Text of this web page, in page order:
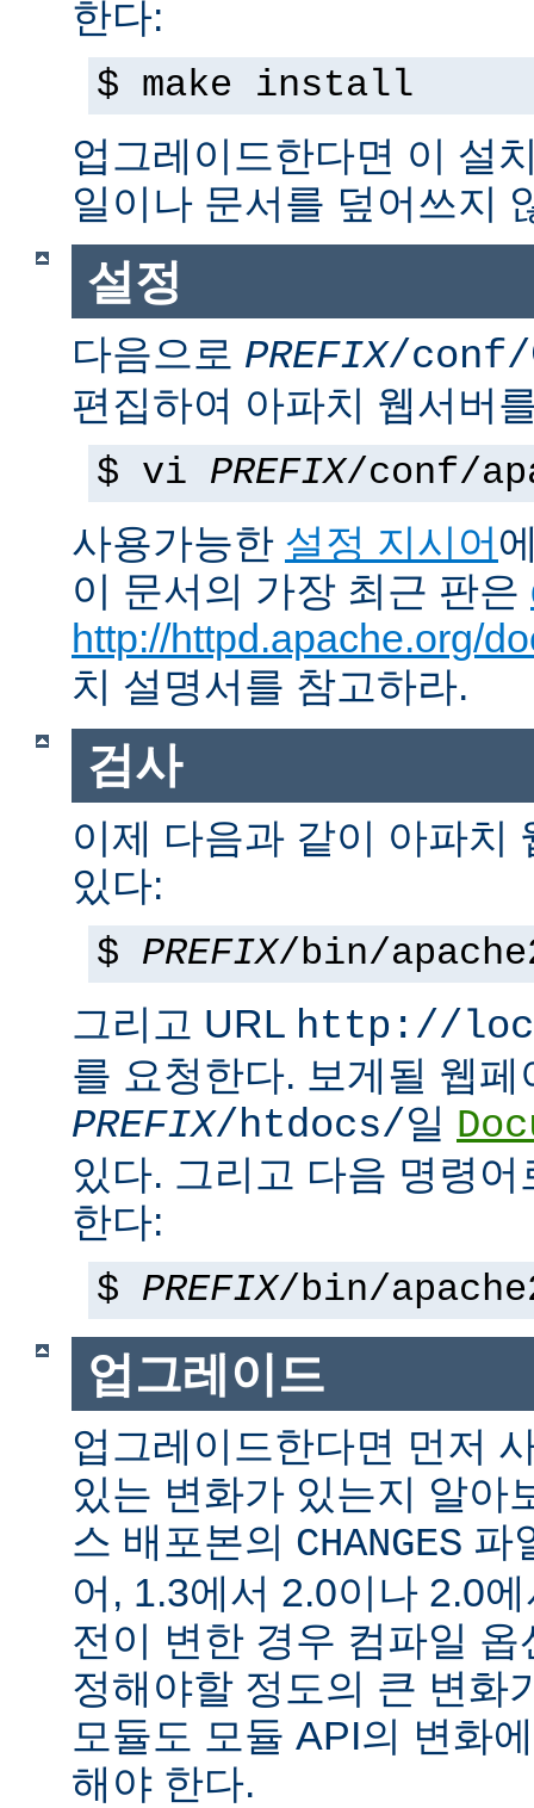
한다:
$ make install
업그레이드한다면 이 설
일이나 문서를 덮어쓰지
설정
다음으로 PREFIX/conf/
편집하여 아파치 웹서버
$ vi PREFIX/conf/
사용가능한 설정 지시어
이 문서의 가장 최근 판은
http://httpd.apache.org/
치 설명서를 참고하라.
검사
이제 다음과 같이 아파치
있다:
$ PREFIX/bin/
그리고 URL http://
를 요청한다. 보게될 웹
PREFIX/htdocs/일
있다. 그리고 다음 명령
한다:
$ PREFIX/bin/
업그레이드
업그레이드한다면 먼저
있는 변화가 있는지 알아
스 배포본의 CHANGES 파
어, 1.3에서 2.0이나 2.0
전이 변한 경우 컴파일
정해야할 정도의 큰 변화
모듈도 모듈 API의 변화
해야 한다.